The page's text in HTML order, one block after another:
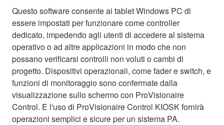
Questo software consente ai tablet Windows PC di
essere impostati per funzionare come controller
dedicato, impedendo agli utenti di accedere al sistema
operativo o ad altre applicazioni in modo che non
possano verificarsi controlli non voluti o cambi di
progetto. Dispositivi operazionali, come fader e switch, e
funzioni di monitoraggio sono confermate dalla
visualizzazione sullo schermo con ProVisionaire
Control. E l'uso di ProVisionaire Control KIOSK fornirà
operazioni semplici e sicure per un sistema PA.